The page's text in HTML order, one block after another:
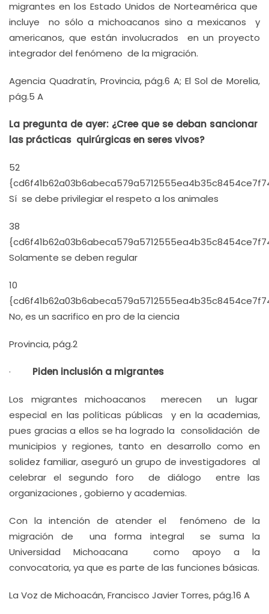
migrantes en los Estado Unidos de Norteamérica que
incluye no sólo a michoacanos sino a mexicanos y
americanos, que están involucrados en un proyecto
integrador del fenómeno de la migración.
Agencia Quadratín, Provincia, pág.6 A; El Sol de Morelia,
pág.5 A
La pregunta de ayer: ¿Cree que se deban sancionar
las prácticas quirúrgicas en seres vivos?
52
Sí se debe privilegiar el respeto a los animales
38
Solamente se deben regular
10
No, es un sacrifico en pro de la ciencia
Provincia, pág.2
· Piden inclusión a migrantes
Los migrantes michoacanos merecen un lugar
especial en las políticas públicas y en la academias,
pues gracias a ellos se ha logrado la consolidación de
municipios y regiones, tanto en desarrollo como en
solidez familiar, aseguró un grupo de investigadores al
celebrar el segundo foro de diálogo entre las
organizaciones , gobierno y academias.
Con la intención de atender el fenómeno de la
migración de una forma integral se suma la
Universidad Michoacana como apoyo a la
convocatoria, ya que es parte de las funciones básicas.
La Voz de Michoacán, Francisco Javier Torres, pág.16 A